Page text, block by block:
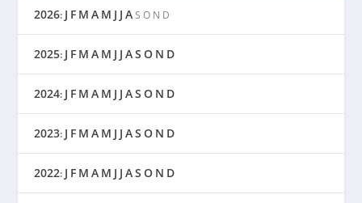
2026: J F M A M J J A S O N D
2025: J F M A M J J AS O N D
2024: J F M A M J J AS O N D
2023: J F M A M J J AS O N D
2022: J F M A M J J AS O N D